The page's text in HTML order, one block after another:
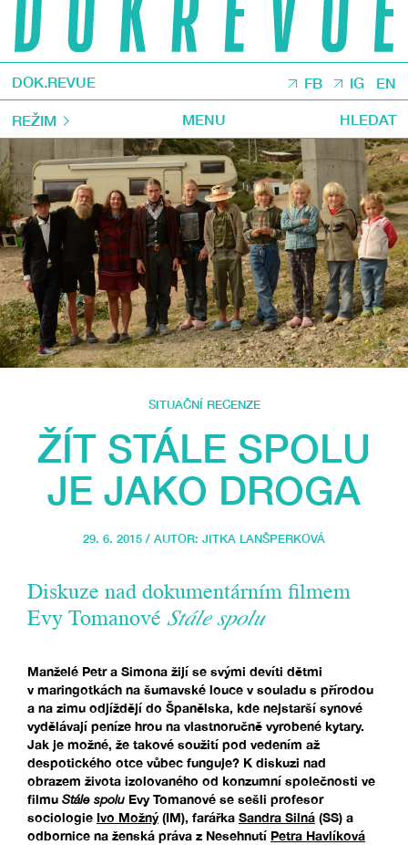
DOK.REVUE FB IG EN
REŽIM MENU HLEDAT
SITUAČNÍ RECENZE
ŽÍT STÁLE SPOLU
JE JAKO DROGA
29. 6. 2015 / AUTOR: JITKA LANŠPERKOVÁ
Diskuze nad dokumentárním filmem
Evy Tomanové Stále spolu
Manželé Petr a Simona žijí se svými devíti dětmi
v maringotkách na šumavské louce v souladu s přírodou
a na zimu odjíždějí do Španělska, kde nejstarší synové
vydělávají peníze hrou na vlastnoručně vyrobené kytary.
Jak je možné, že takové soužití pod vedením až
despotického otce vůbec funguje? K diskuzi nad
obrazem života izolovaného od konzumní společnosti ve
filmu Stále spolu Evy Tomanové se sešli profesor
sociologie Ivo Možný(IM), farářka Sandra Silná (SS) a
odbornice na ženská práva z Nesehnutí Petra Havlíková